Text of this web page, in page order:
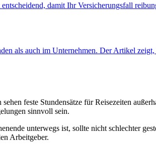
damit Ihr Versicherungsfall
als auch im Unternehmen. Der Artikel
feste Stundensätze für Reisezeiten
sinnvoll sein.
unterwegs ist, sollte nicht schlechter
Arbeitgeber.